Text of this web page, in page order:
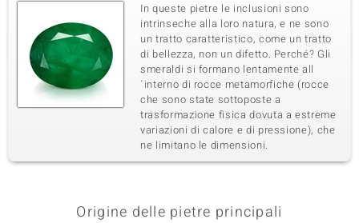
In queste pietre le inclusioni sono
intrinseche alla loro natura, e ne sono
un tratto caratteristico, come un tratto
di bellezza, non un difetto. Perché? Gli
smeraldi si formano lentamente all
´interno di rocce metamorfiche (rocce
che sono state sottoposte a
trasformazione fisica dovuta a estreme
variazioni di calore e di pressione), che
ne limitano le dimensioni.
Origine delle pietre principali